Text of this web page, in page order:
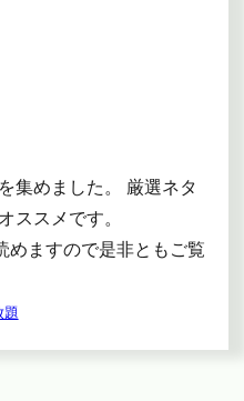
集めました。 厳選ネタ
ススメです。
めますので是非ともご覧